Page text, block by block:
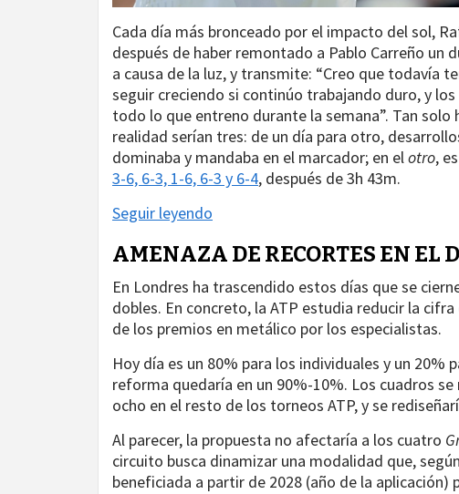
Cada día más bronceado por el impacto del sol,
después de haber remontado a Pablo Carreño un
a causa de la luz, y transmite: “Creo que todavía
seguir creciendo si continúo trabajando duro, y
todo lo que entreno durante la semana”. Tan
realidad serían tres: de un día para otro,
dominaba y mandaba en el marcador; en elotro,
3-6, 6-3, 1-6, 6-3 y 6-4, después de 3h 43m.
Seguir leyendo
AMENAZA DE RECORTES EN EL
En Londres ha trascendido estos días que se
dobles. En concreto, la ATP estudia reducir la
de los premios en metálico por los especialistas.
Hoy día es un 80% para los individuales y un 20%
reforma quedaría en un 90%-10%. Los cuadros
ocho en el resto de los torneos ATP, y se
Al parecer, la propuesta no afectaría a los cuatro
circuito busca dinamizar una modalidad que,
beneficiada a partir de 2028 (año de la